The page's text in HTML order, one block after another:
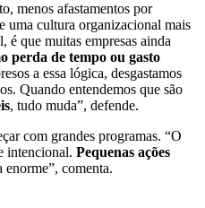
menos afastamentos por
uma cultura organizacional mais
que muitas empresas ainda
perda de tempo ou gasto
a essa lógica, desgastamos
Quando entendemos que são
, tudo muda”, defende.
com grandes programas. “O
intencional. Pequenas ações
enorme”, comenta.